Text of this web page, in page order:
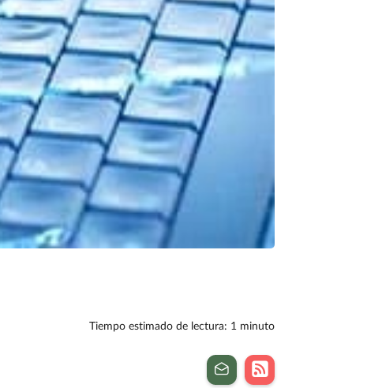
Tiempo estimado de lectura: 1 minuto